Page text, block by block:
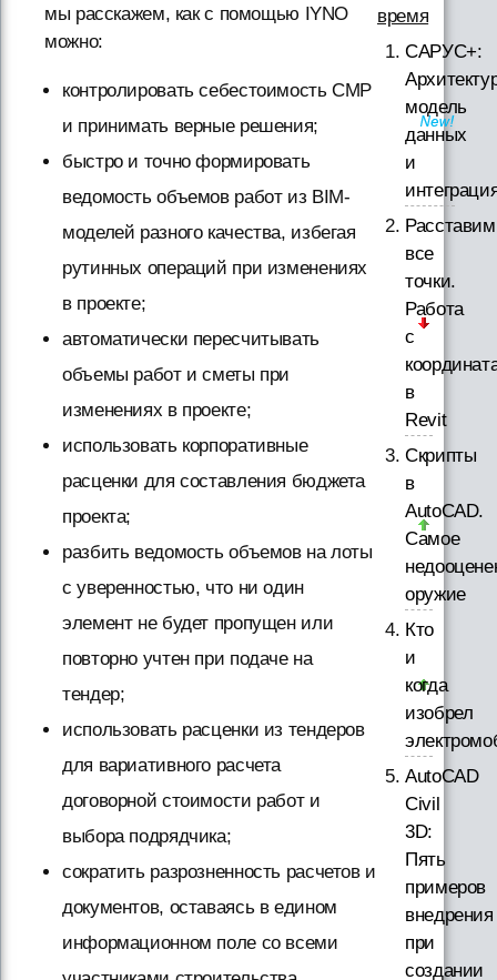
мы расскажем, как с помощью IYNO
можно:
контролировать себестоимость СМР
и принимать верные решения;
быстро и точно формировать
ведомость объемов работ из BIM-
моделей разного качества, избегая
рутинных операций при изменениях
в проекте;
автоматически пересчитывать
объемы работ и сметы при
изменениях в проекте;
использовать корпоративные
расценки для составления бюджета
проекта;
разбить ведомость объемов на лоты
с уверенностью, что ни один
элемент не будет пропущен или
повторно учтен при подаче на
тендер;
использовать расценки из тендеров
для вариативного расчета
договорной стоимости работ и
выбора подрядчика;
сократить разрозненность расчетов и
документов, оставаясь в едином
информационном поле со всеми
время
САРУС+:
модель
данных
и
Расставим
все
точки.
Работа
с
в
Revit
Скрипты
в
AutoCAD.
Самое
оружие
Кто
и
когда
изобрел
AutoCAD
Civil
3D:
Пять
примеров
внедрения
при
создании